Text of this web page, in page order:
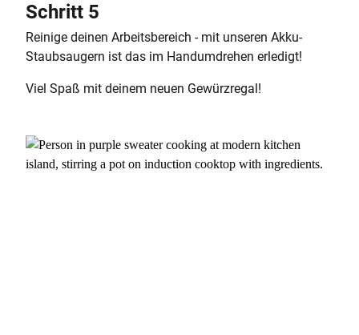
Schritt 5
Reinige deinen Arbeitsbereich - mit unseren Akku-
Staubsaugern ist das im Handumdrehen erledigt!
Viel Spaß mit deinem neuen Gewürzregal!